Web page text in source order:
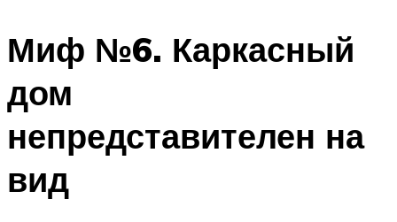
Миф №6. Каркасный
дом
непредставителен на
вид